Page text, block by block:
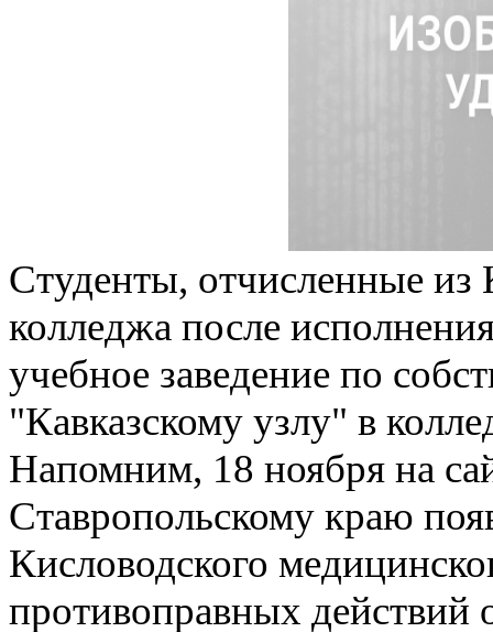
Студенты, отчисленные из
колледжа после
учебное заведение по
"Кавказскому узлу" в
Напомним, 18 ноября на
Ставропольскому краю
Кисловодского
противоправных